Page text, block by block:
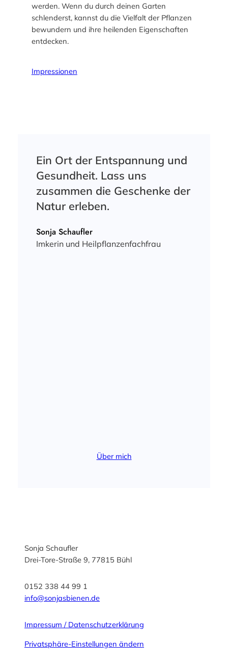
werden. Wenn du durch deinen Garten
schlenderst, kannst du die Vielfalt der Pflanzen
bewundern und ihre heilenden Eigenschaften
entdecken.
Impressionen
Ein Ort der Entspannung und
Gesundheit. Lass uns
zusammen die Geschenke der
Natur erleben.
Sonja Schaufler
Imkerin und Heilpflanzenfachfrau
Über mich
Sonja Schaufler
Drei-Tore-Straße 9, 77815 Bühl
0152 338 44 99 1
info@sonjasbienen.de
Impressum / Datenschutzerklärung
Privatsphäre-Einstellungen ändern